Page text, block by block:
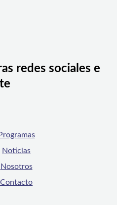
redes sociales e
Programas
Noticias
Nosotros
Contacto